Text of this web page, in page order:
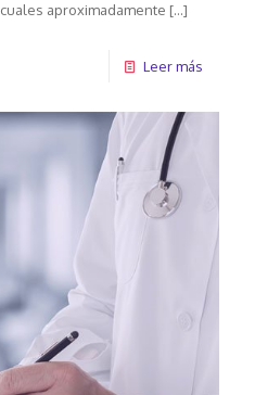
aproximadamente […]
Leer más